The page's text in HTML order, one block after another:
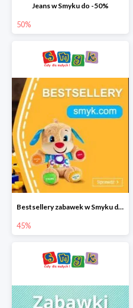
Jeans w Smyku do -50%
50%
Bestsellery zabawek w Smyku do -45%
45%